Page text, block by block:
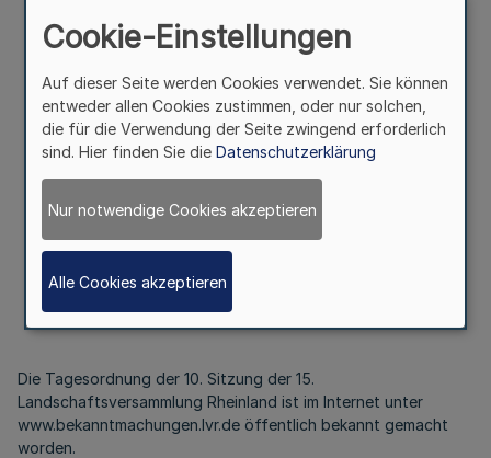
III.
10. Sitzung
der 15. Landschaftsversammlung Rheinland
des Landschaftsverbandes Rheinland
Vom 1. Dezember 2023
Die Tagesordnung der 10. Sitzung der 15.
Landschaftsversammlung Rheinland ist im Internet unter
www.bekanntmachungen.lvr.de öffentlich bekannt gemacht
worden.
Cookie-Einstellungen
Auf dieser Seite werden Cookies verwendet. Sie können
entweder allen Cookies zustimmen, oder nur solchen,
die für die Verwendung der Seite zwingend erforderlich
sind. Hier finden Sie die Datenschutzerklärung
Nur notwendige Cookies akzeptieren
Alle Cookies akzeptieren